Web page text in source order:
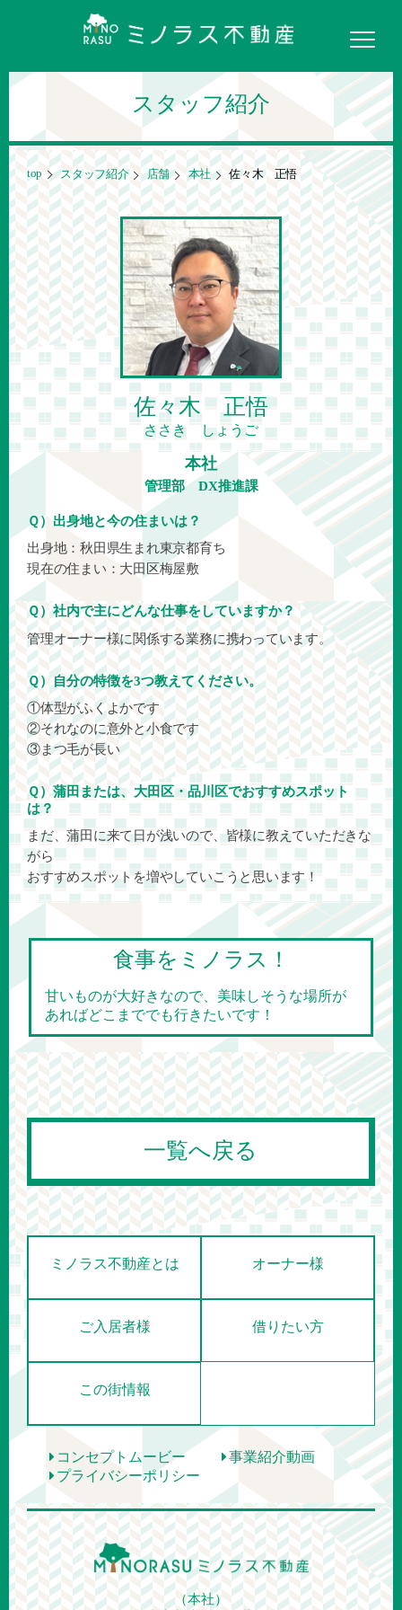
スタッフ紹介
top スタッフ紹介 店舗 本社 佐々木 正悟
佐々木 正悟
ささき しょうご
本社
管理部 DX推進課
Ｑ）出身地と今の住まいは？
出身地：秋田県生まれ東京都育ち
現在の住まい：大田区梅屋敷
Ｑ）社内で主にどんな仕事をしていますか？
管理オーナー様に関係する業務に携わっています。
Ｑ）自分の特徴を3つ教えてください。
①体型がふくよかです
②それなのに意外と小食です
③まつ毛が長い
Ｑ）蒲田または、大田区・品川区でおすすめスポット
は？
まだ、蒲田に来て日が浅いので、皆様に教えていただきな
がら
おすすめスポットを増やしていこうと思います！
食事をミノラス！
甘いものが大好きなので、美味しそうな場所が
あればどこまででも行きたいです！
一覧へ戻る
ミノラス不動産とは オーナー様
ご入居者様 借りたい方
この街情報
コンセプトムービー
事業紹介動画
プライバシーポリシー
（本社）